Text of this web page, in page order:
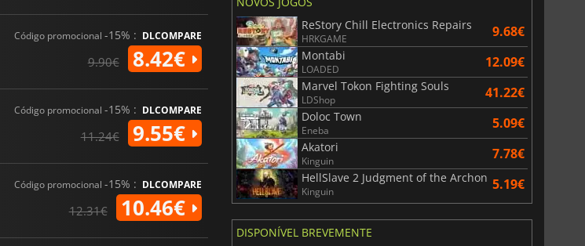
Código promocional -15% : DLCOMPARE
9.90€ 8.42€
Código promocional -15% : DLCOMPARE
11.24€ 9.55€
Código promocional -15% : DLCOMPARE
12.31€ 10.46€
ReStory Chill Electronics Repairs
HRKGAME 9.68€
Montabi
LOADED 12.09€
Marvel Tokon Fighting Souls
LDShop 41.22€
Doloc Town
Eneba 5.09€
Akatori
Kinguin 7.78€
HellSlave 2 Judgment of the Archon
Kinguin 5.19€
DISPONÍVEL BREVEMENTE